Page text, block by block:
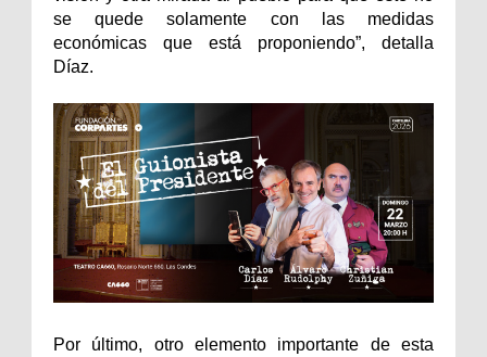
se quede solamente con las medidas
económicas que está proponiendo”, detalla
Díaz.
Por último, otro elemento importante de esta